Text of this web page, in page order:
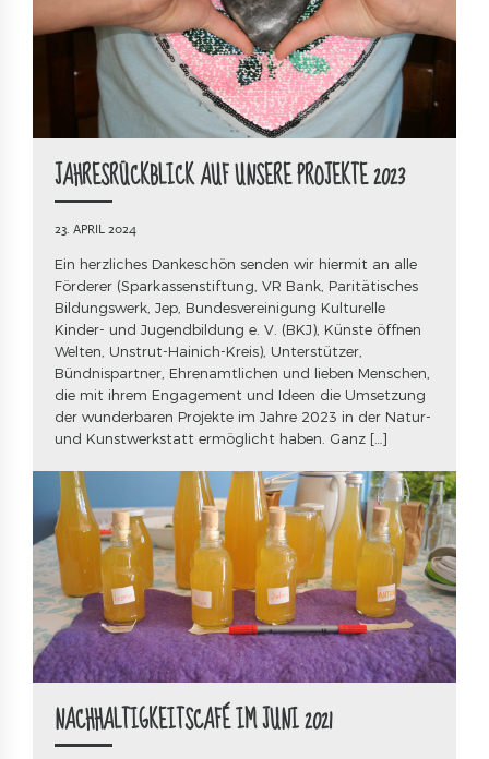
JAHRESRÜCKBLICK AUF UNSERE PROJEKTE 2023
23. APRIL 2024
Ein herzliches Dankeschön senden wir hiermit an alle
Förderer (Sparkassenstiftung, VR Bank, Paritätisches
Bildungswerk, Jep, Bundesvereinigung Kulturelle
Kinder- und Jugendbildung e. V. (BKJ), Künste öffnen
Welten, Unstrut-Hainich-Kreis), Unterstützer,
Bündnispartner, Ehrenamtlichen und lieben Menschen,
die mit ihrem Engagement und Ideen die Umsetzung
der wunderbaren Projekte im Jahre 2023 in der Natur-
und Kunstwerkstatt ermöglicht haben. Ganz […]
NACHHALTIGKEITSCAFÉ IM JUNI 2021